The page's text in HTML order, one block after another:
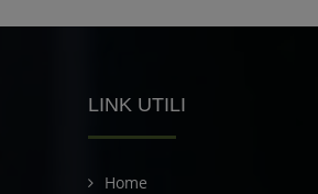
LINK UTILI
Home